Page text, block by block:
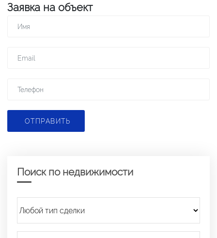
Заявка на объект
ОТПРАВИТЬ
Поиск по недвижимости